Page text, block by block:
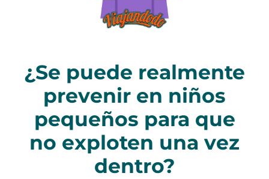
¿Se puede realmente
prevenir en niños
pequeños para que
no exploten una vez
dentro?